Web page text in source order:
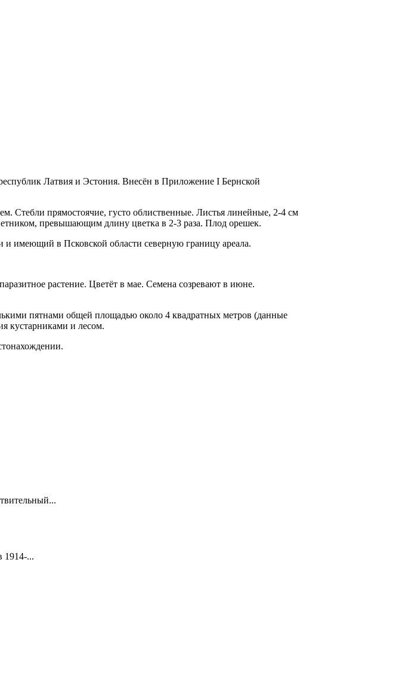
Латвия и Эстония. Внесён в Приложение I Бернской
Стебли прямостоячие, густо облиственные. Листья линейные, 2-4 см
превышающим длину цветка в 2-3 раза. Плод орешек.
и имеющий в Псковской области северную гра­ницу ареала.
растение. Цветёт в мае. Семена созревают в июне.
пятнами общей площадью около 4 квадратных метров (данные
кустарниками и лесом.
1914-...